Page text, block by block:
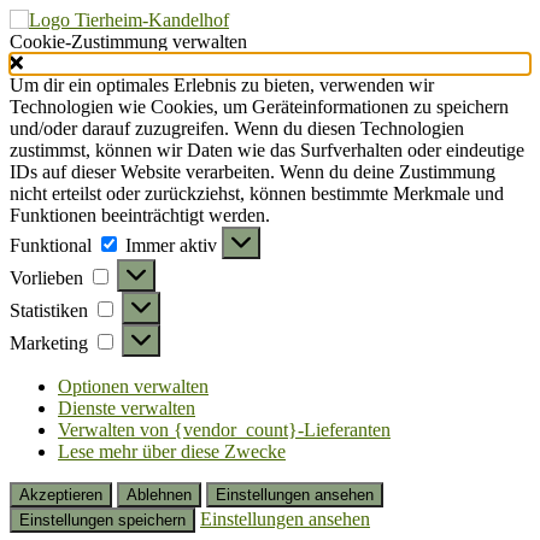
Cookie-Zustimmung verwalten
Um dir ein optimales Erlebnis zu bieten, verwenden wir
Technologien wie Cookies, um Geräteinformationen zu speichern
und/oder darauf zuzugreifen. Wenn du diesen Technologien
zustimmst, können wir Daten wie das Surfverhalten oder eindeutige
IDs auf dieser Website verarbeiten. Wenn du deine Zustimmung
nicht erteilst oder zurückziehst, können bestimmte Merkmale und
Funktionen beeinträchtigt werden.
Funktional
Funktional
Immer aktiv
Vorlieben
Vorlieben
Statistiken Statistiken
Marketing Marketing
Optionen verwalten
Dienste verwalten
Verwalten von {vendor_count}-Lieferanten
Lese mehr über diese Zwecke
Akzeptieren Ablehnen
Einstellungen ansehen
Einstellungen speichern
Einstellungen ansehen